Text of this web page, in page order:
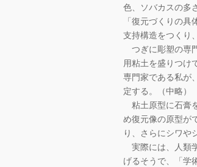
色、ソバカスの多
「復元づくりの
支持構造をつくり
つぎに彫塑の専
用粘土を盛りつけ
専門家である私が
定する。（中略）
粘土原型に石膏
め復元像の原型が
り、さらにシワや
実際には、人類
げるそうで、「学